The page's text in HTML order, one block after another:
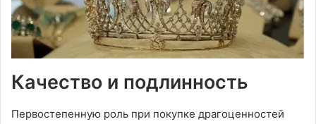
Качество и подлинность
Первостепенную роль при покупке драгоценностей